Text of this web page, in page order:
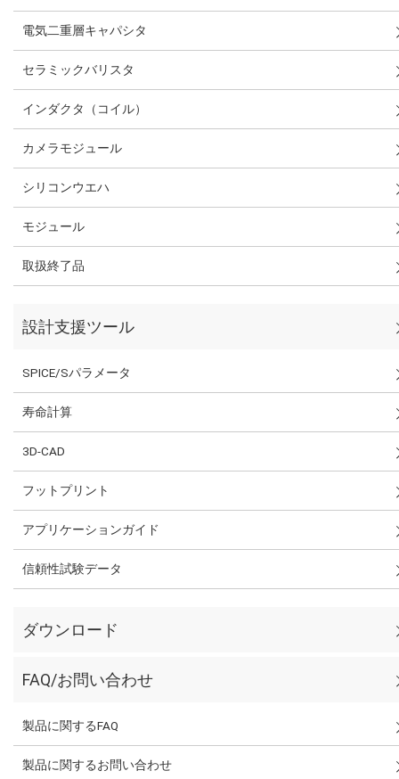
電気二重層キャパシタ
セラミックバリスタ
インダクタ（コイル）
カメラモジュール
シリコンウエハ
モジュール
取扱終了品
設計支援ツール
SPICE/Sパラメータ
寿命計算
3D-CAD
フットプリント
アプリケーションガイド
信頼性試験データ
ダウンロード
FAQ/お問い合わせ
製品に関するFAQ
製品に関するお問い合わせ